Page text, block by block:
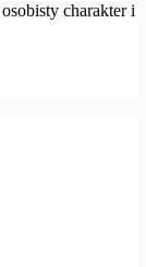
charakter i